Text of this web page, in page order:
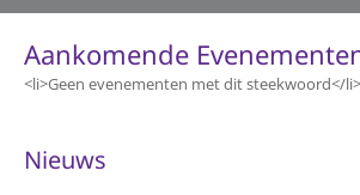
Aankomende
<li>Geen evenementen met dit steekwoord</li>
Nieuws